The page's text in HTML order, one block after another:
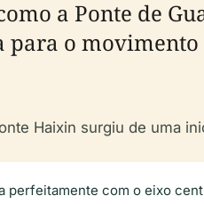
a Ponte de
para o
Haixin surgiu de uma
perfeitamente com o eixo